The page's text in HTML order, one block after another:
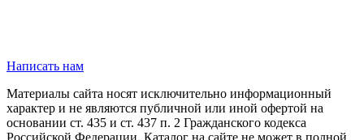
Написать нам
Материалы сайта носят исключительно информационный
характер и не являются публичной или иной офертой на
основании ст. 435 и ст. 437 п. 2 Гражданского кодекса
Российской Федерации. Каталог на сайте не может в полной